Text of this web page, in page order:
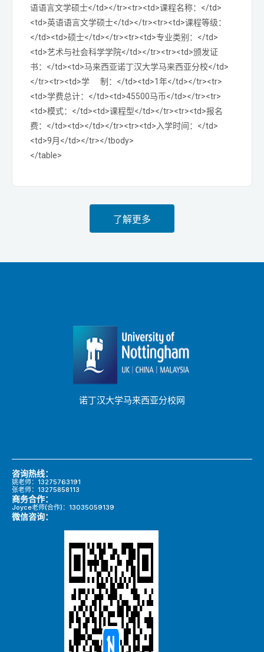
语语言文学硕士</td></tr><tr><td>课程名称：</td>
<td>英语语言文学硕士</td></tr><tr><td>课程等级：
</td><td>硕士</td></tr><tr><td>专业类别：</td>
<td>艺术与社会科学学院</td></tr><tr><td>颁发证
书：</td><td>马来西亚诺丁汉大学马来西亚分校</td>
</tr><tr><td>学 制：</td><td>1年</td></tr><tr>
<td>学费总计：</td><td>45500马币</td></tr><tr>
<td>模式：</td><td>课程型</td></tr><tr><td>报名
费：</td><td></td></tr><tr><td>入学时间：</td>
<td>9月</td></tr></tbody>
</table>
了解更多
诺丁汉大学马来西亚分校网
咨询热线：
姚老师：13275763191
张老师：13275858113
商务合作：
Joyce老师(合作)：13035059139
微信咨询：